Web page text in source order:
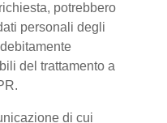
potrebbero
personali degli
del trattamento a
di cui